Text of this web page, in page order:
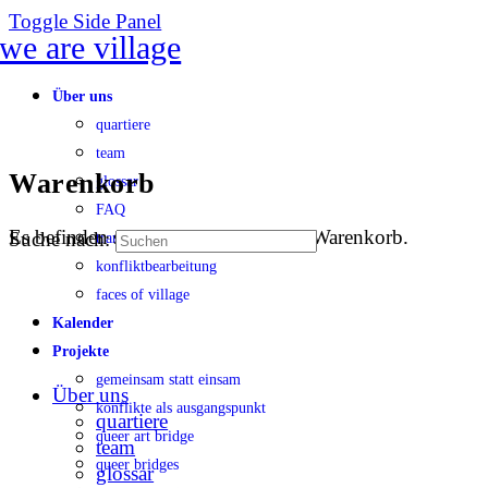
Toggle Side Panel
Über uns
quartiere
team
glossar
FAQ
transparenz
konfliktbearbeitung
faces of village
Kalender
Projekte
gemeinsam statt einsam
konflikte als ausgangspunkt
queer art bridge
queer bridges
Warenkorb
Es befinden sich keine Produkte im Warenkorb.
Suche nach:
Über uns
quartiere
team
glossar